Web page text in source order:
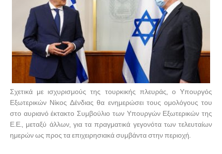
Σχετικά με ισχυρισμούς της τουρκικής πλευράς, ο Υπουργός
Εξωτερικών Νίκος Δένδιας θα ενημερώσει τους ομολόγους του
στο αυριανό έκτακτο Συμβούλιο των Υπουργών Εξωτερικών της
Ε.Ε., μεταξύ άλλων, για τα πραγματικά γεγονότα των τελευταίων
ημερών ως προς τα επιχειρησιακά συμβάντα στην περιοχή.